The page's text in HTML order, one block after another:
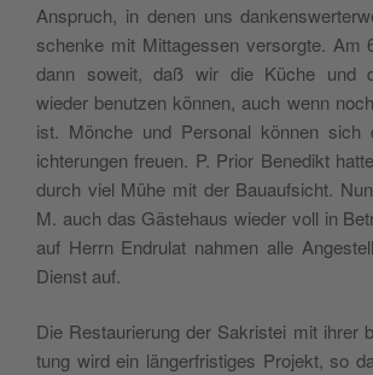
Anspruch, in denen uns
schenke mit Mit­tagessen ver­sorgte. Am
dann soweit, daß wir die Küche und
wieder benutzen kön­nen, auch wenn
ist. Mönche und Per­son­al kön­nen
ichterun­gen freuen. P. Pri­or Benedikt
durch viel Mühe mit der Bauauf­sicht.
M. auch das Gäste­haus wieder voll in
auf Her­rn Endru­lat nah­men alle
Dienst auf.
Die Restau­rierung der Sakris­tei mit ihrer
tung wird ein länger­fristiges Pro­jekt, so